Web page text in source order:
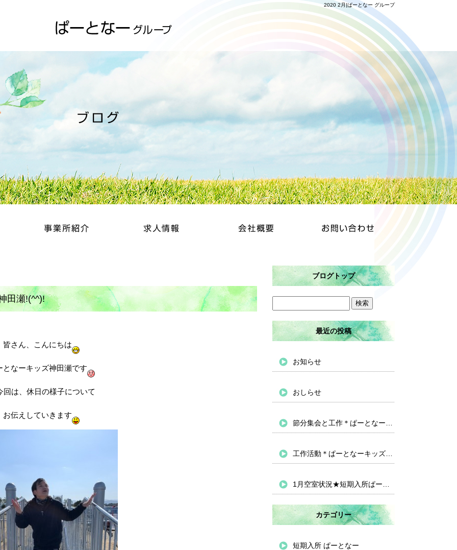
2020 2月|ぱーとなー グループ
田瀬!(^^)!
皆さん、こんにちは
となーキッズ神田瀬です
回は、休日の様子について
お伝えしていきます
ブログトップ
最近の投稿
お知らせ
おしらせ
カテゴリー
短期入所 ぱーとなー